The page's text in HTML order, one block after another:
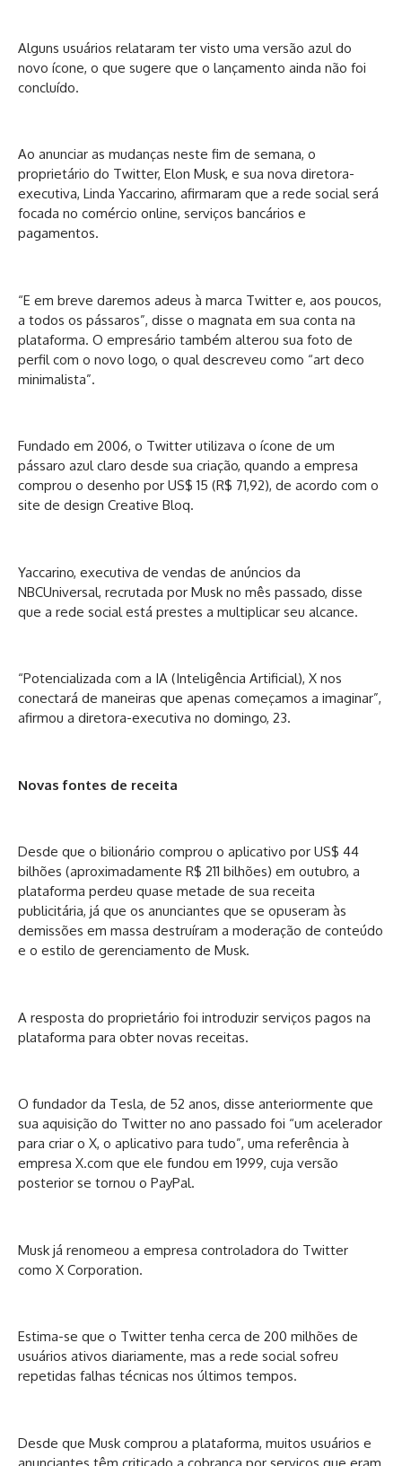
Alguns usuários relataram ter visto uma versão azul do
novo ícone, o que sugere que o lançamento ainda não foi
concluído.
Ao anunciar as mudanças neste fim de semana, o
proprietário do Twitter, Elon Musk, e sua nova diretora-
executiva, Linda Yaccarino, afirmaram que a rede social será
focada no comércio online, serviços bancários e
pagamentos.
“E em breve daremos adeus à marca Twitter e, aos poucos,
a todos os pássaros”, disse o magnata em sua conta na
plataforma. O empresário também alterou sua foto de
perfil com o novo logo, o qual descreveu como “art deco
minimalista”.
Fundado em 2006, o Twitter utilizava o ícone de um
pássaro azul claro desde sua criação, quando a empresa
comprou o desenho por US$ 15 (R$ 71,92), de acordo com o
site de design Creative Bloq.
Yaccarino, executiva de vendas de anúncios da
NBCUniversal, recrutada por Musk no mês passado, disse
que a rede social está prestes a multiplicar seu alcance.
“Potencializada com a IA (Inteligência Artificial), X nos
conectará de maneiras que apenas começamos a imaginar”,
afirmou a diretora-executiva no domingo, 23.
Novas fontes de receita
Desde que o bilionário comprou o aplicativo por US$ 44
bilhões (aproximadamente R$ 211 bilhões) em outubro, a
plataforma perdeu quase metade de sua receita
publicitária, já que os anunciantes que se opuseram às
demissões em massa destruíram a moderação de conteúdo
e o estilo de gerenciamento de Musk.
A resposta do proprietário foi introduzir serviços pagos na
plataforma para obter novas receitas.
O fundador da Tesla, de 52 anos, disse anteriormente que
sua aquisição do Twitter no ano passado foi “um acelerador
para criar o X, o aplicativo para tudo”, uma referência à
empresa X.com que ele fundou em 1999, cuja versão
posterior se tornou o PayPal.
Musk já renomeou a empresa controladora do Twitter
como X Corporation.
Estima-se que o Twitter tenha cerca de 200 milhões de
usuários ativos diariamente, mas a rede social sofreu
repetidas falhas técnicas nos últimos tempos.
Desde que Musk comprou a plataforma, muitos usuários e